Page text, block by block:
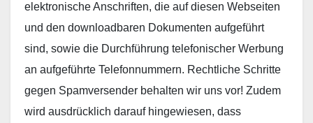
elektronische Anschriften, die auf diesen Webseiten
und den downloadbaren Dokumenten aufgeführt
sind, sowie die Durchführung telefonischer Werbung
an aufgeführte Telefonnummern. Rechtliche Schritte
gegen Spamversender behalten wir uns vor! Zudem
wird ausdrücklich darauf hingewiesen, dass